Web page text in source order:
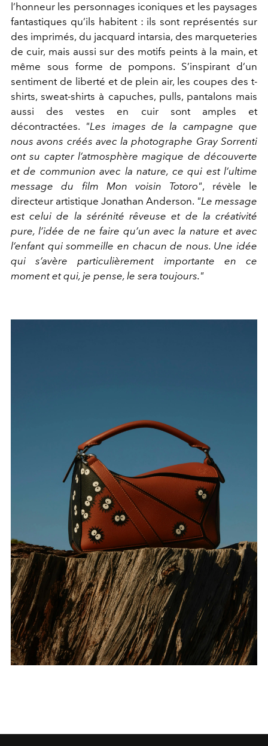
l’honneur les personnages iconiques et les paysages
fantastiques qu’ils habitent : ils sont représentés sur
des imprimés, du jacquard intarsia, des marqueteries
de cuir, mais aussi sur des motifs peints à la main, et
même sous forme de pompons. S’inspirant d’un
sentiment de liberté et de plein air, les coupes des t-
shirts, sweat-shirts à capuches, pulls, pantalons mais
aussi des vestes en cuir sont amples et
décontractées. "Les images de la campagne que
nous avons créés avec la photographe Gray Sorrenti
ont su capter l’atmosphère magique de découverte
et de communion avec la nature, ce qui est l’ultime
message du film Mon voisin Totoro", révèle le
directeur artistique Jonathan Anderson. "Le message
est celui de la sérénité rêveuse et de la créativité
pure, l’idée de ne faire qu’un avec la nature et avec
l’enfant qui sommeille en chacun de nous. Une idée
qui s’avère particulièrement importante en ce
moment et qui, je pense, le sera toujours."